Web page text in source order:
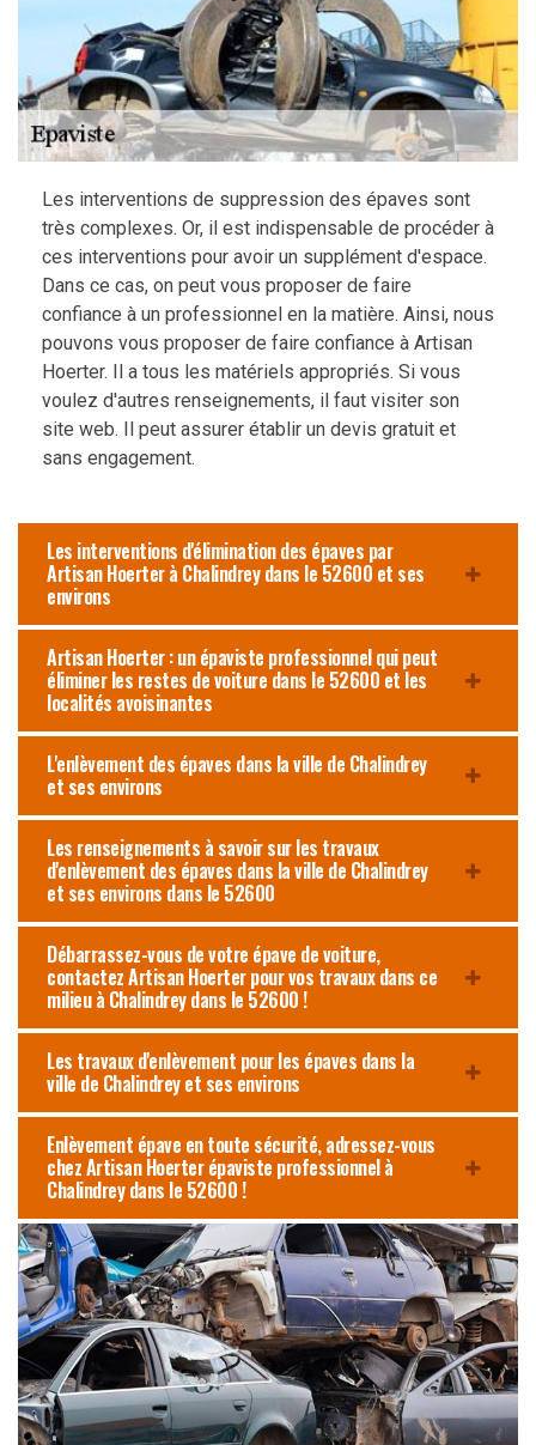
Les interventions de suppression des épaves sont
très complexes. Or, il est indispensable de procéder à
ces interventions pour avoir un supplément d'espace.
Dans ce cas, on peut vous proposer de faire
confiance à un professionnel en la matière. Ainsi, nous
pouvons vous proposer de faire confiance à Artisan
Hoerter. Il a tous les matériels appropriés. Si vous
voulez d'autres renseignements, il faut visiter son
site web. Il peut assurer établir un devis gratuit et
sans engagement.
Les interventions d'élimination des épaves par
Artisan Hoerter à Chalindrey dans le 52600 et ses
environs
Artisan Hoerter : un épaviste professionnel qui peut
éliminer les restes de voiture dans le 52600 et les
localités avoisinantes
L'enlèvement des épaves dans la ville de Chalindrey
et ses environs
Les renseignements à savoir sur les travaux
d'enlèvement des épaves dans la ville de Chalindrey
et ses environs dans le 52600
Débarrassez-vous de votre épave de voiture,
contactez Artisan Hoerter pour vos travaux dans ce
milieu à Chalindrey dans le 52600 !
Les travaux d'enlèvement pour les épaves dans la
ville de Chalindrey et ses environs
Enlèvement épave en toute sécurité, adressez-vous
chez Artisan Hoerter épaviste professionnel à
Chalindrey dans le 52600 !